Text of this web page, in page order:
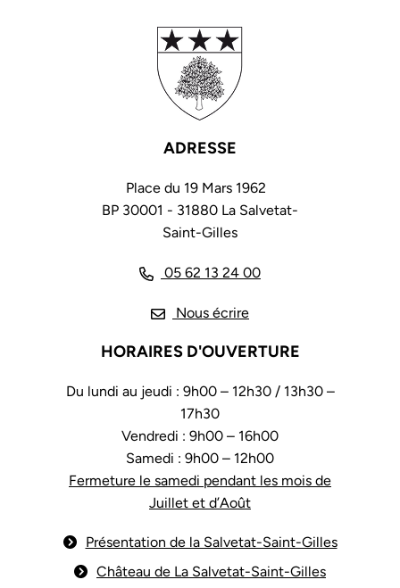
ADRESSE
Place du 19 Mars 1962
BP 30001 - 31880 La Salvetat-
Saint-Gilles
05 62 13 24 00
Nous écrire
HORAIRES D'OUVERTURE
Du lundi au jeudi : 9h00 – 12h30 / 13h30 –
17h30
Vendredi : 9h00 – 16h00
Samedi : 9h00 – 12h00
Fermeture le samedi pendant les mois de
Juillet et d’Août
Présentation de la Salvetat-Saint-Gilles
Château de La Salvetat-Saint-Gilles